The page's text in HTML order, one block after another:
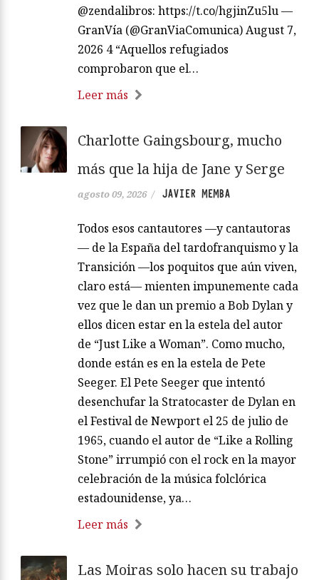
@zendalibros: https://t.co/hgjinZu5lu —
GranVía (@GranViaComunica) August 7,
2026 4 “Aquellos refugiados
comprobaron que el…
Leer más
Charlotte Gaingsbourg, mucho
más que la hija de Jane y Serge
agosto 09, 2026 / JAVIER MEMBA
Todos esos cantautores —y cantautoras
— de la España del tardofranquismo y la
Transición —los poquitos que aún viven,
claro está— mienten impunemente cada
vez que le dan un premio a Bob Dylan y
ellos dicen estar en la estela del autor
de “Just Like a Woman”. Como mucho,
donde están es en la estela de Pete
Seeger. El Pete Seeger que intentó
desenchufar la Stratocaster de Dylan en
el Festival de Newport el 25 de julio de
1965, cuando el autor de “Like a Rolling
Stone” irrumpió con el rock en la mayor
celebración de la música folclórica
estadounidense, ya…
Leer más
Las Moiras solo hacen su trabajo